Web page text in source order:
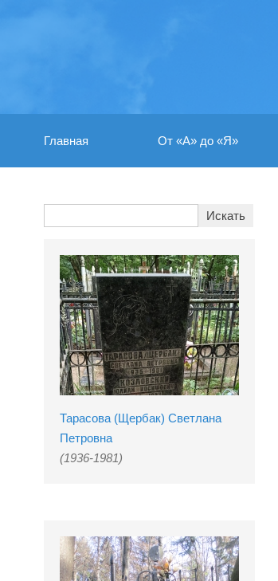
Главная От «А» до «Я»
Тарасова (Щербак) Светлана
Петровна
(1936-1981)